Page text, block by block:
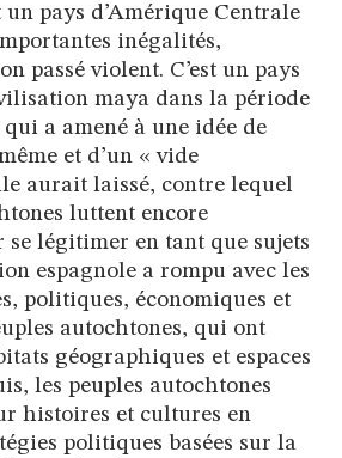
un pays d’Amérique Centrale
inégalités,
passé violent. C’est un pays
maya dans la période
a amené à une idée de
et d’un « vide
aurait laissé, contre lequel
luttent encore
se légitimer en tant que sujets
espagnole a rompu avec les
politiques, économiques et
autochtones, qui ont
géographiques et espaces
les peuples autochtones
histoires et cultures en
politiques basées sur la